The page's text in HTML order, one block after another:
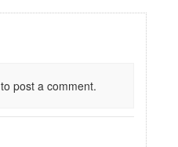
to post a comment.